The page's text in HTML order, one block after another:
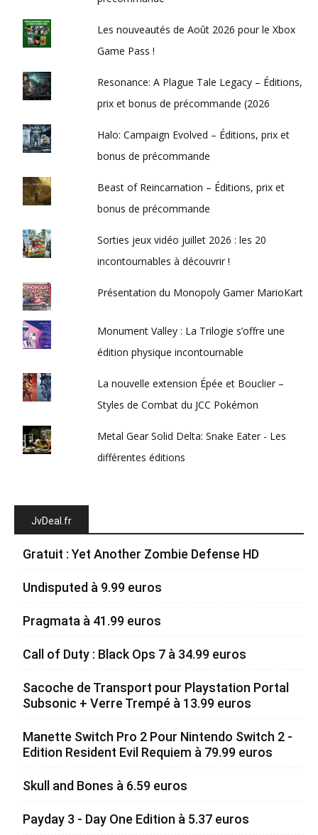
Les nouveautés de Août 2026 pour le Xbox
Game Pass !
Resonance: A Plague Tale Legacy – Éditions,
prix et bonus de précommande (2026
Halo: Campaign Evolved – Éditions, prix et
bonus de précommande
Beast of Reincarnation – Éditions, prix et
bonus de précommande
Sorties jeux vidéo juillet 2026 : les 20
incontournables à découvrir !
Présentation du Monopoly Gamer MarioKart
Monument Valley : La Trilogie s’offre une
édition physique incontournable
La nouvelle extension Épée et Bouclier –
Styles de Combat du JCC Pokémon
Metal Gear Solid Delta: Snake Eater - Les
différentes éditions
JvDeal.fr
Gratuit : Yet Another Zombie Defense HD
Undisputed à 9.99 euros
Pragmata à 41.99 euros
Call of Duty : Black Ops 7 à 34.99 euros
Sacoche de Transport pour Playstation Portal
Subsonic + Verre Trempé à 13.99 euros
Manette Switch Pro 2 Pour Nintendo Switch 2 -
Edition Resident Evil Requiem à 79.99 euros
Skull and Bones à 6.59 euros
Payday 3 - Day One Edition à 5.37 euros